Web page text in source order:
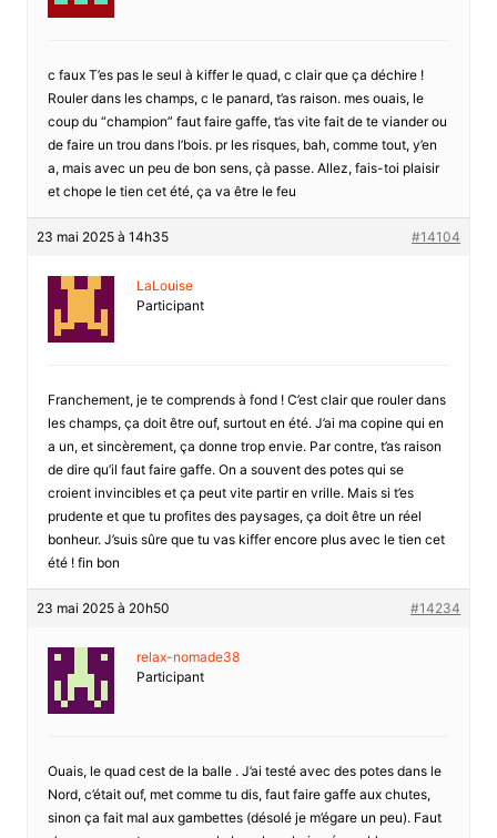
c faux T’es pas le seul à kiffer le quad, c clair que ça déchire !
Rouler dans les champs, c le panard, t’as raison. mes ouais, le
coup du “champion” faut faire gaffe, t’as vite fait de te viander ou
de faire un trou dans l’bois. pr les risques, bah, comme tout, y’en
a, mais avec un peu de bon sens, çà passe. Allez, fais-toi plaisir
et chope le tien cet été, ça va être le feu
23 mai 2025 à 14h35 #14104
LaLouise
Participant
Franchement, je te comprends à fond ! C’est clair que rouler dans
les champs, ça doit être ouf, surtout en été. J’ai ma copine qui en
a un, et sincèrement, ça donne trop envie. Par contre, t’as raison
de dire qu’il faut faire gaffe. On a souvent des potes qui se
croient invincibles et ça peut vite partir en vrille. Mais si t’es
prudente et que tu profites des paysages, ça doit être un réel
bonheur. J’suis sûre que tu vas kiffer encore plus avec le tien cet
été ! fin bon
23 mai 2025 à 20h50 #14234
relax-nomade38
Participant
Ouais, le quad cest de la balle . J’ai testé avec des potes dans le
Nord, c’était ouf, met comme tu dis, faut faire gaffe aux chutes,
sinon ça fait mal aux gambettes (désolé je m’égare un peu). Faut